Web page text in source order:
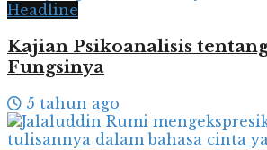
Headline
Kajian Psikoanalisis
Fungsinya
5 tahun ago